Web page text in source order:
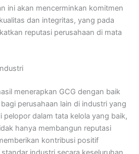
ini akan mencerminkan komitmen
dan integritas, yang pada
reputasi perusahaan di mata
menerapkan GCG dengan baik
perusahaan lain di industri yang
pelopor dalam tata kelola yang baik,
hanya membangun reputasi
kontribusi positif